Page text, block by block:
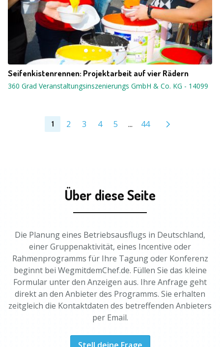
Seifenkistenrennen: Projektarbeit auf vier Rädern
360 Grad Veranstaltungsinszenierungs GmbH & Co. KG - 14099
1 2 3 4 5 ... 44
Über diese Seite
Die Planung eines Betriebsausflugs in Deutschland,
einer Gruppenaktivität, eines Incentive oder
Rahmenprogramms für Ihre Tagung oder Konferenz
beginnt bei WegmitdemChef.de. Füllen Sie das kleine
Formular unter den Anzeigen aus. Ihre Anfrage geht
direkt an den Anbieter des Programms. Sie erhalten
zeitgleich die Kontaktdaten des betreffenden Anbieters
per Email.